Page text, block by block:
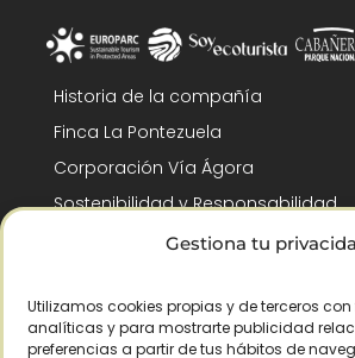
Gestiona tu
Utilizamos cookies propias y de terceros
analíticas y para mostrarte publicidad
preferencias a partir de tus hábitos de
Historia de la compañía
Finca La Pontezuela
Corporación Vía Ágora
Sostenibilidad y Responsabilidad
RSC y Fundación Gómez-Pintado
Reconocimientos